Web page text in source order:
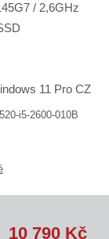
/ 2,6GHz
11 Pro CZ
i5-2600-010B
10 790 Kč